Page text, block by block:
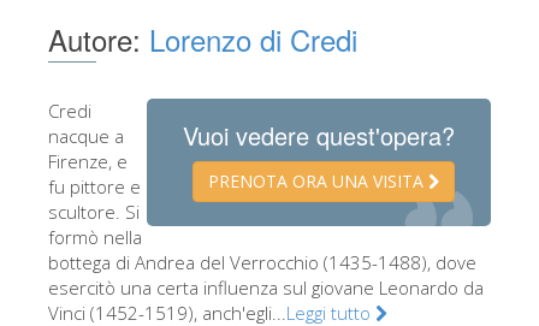
Le sale
Musei di Firenze
Museo nazionale del Bargello
Galleria Palatina
Autore: Lorenzo di Credi
Vuoi vedere quest'opera?
PRENOTA ORA UNA VISITA
Credi
nacque a
Firenze, e
fu pittore e
scultore. Si
formò nella
bottega di Andrea del Verrocchio (1435-1488), dove
esercitò una certa influenza sul giovane Leonardo da
Vinci (1452-1519), anch'egli...Leggi tutto